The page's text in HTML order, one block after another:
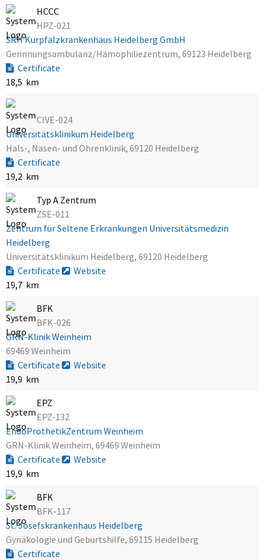
HCCC
HPZ-021
SRH Kurpfalzkrankenhaus Heidelberg GmbH
Gerinnungsambulanz/Hämophiliezentrum, 69123 Heidelberg
Certificate
18,5 km
CIVE-024
Universitätsklinikum Heidelberg
Hals-, Nasen- und Ohrenklinik, 69120 Heidelberg
Certificate
19,2 km
Typ A Zentrum
ZSE-011
Zentrum für Seltene Erkrankungen Universitätsmedizin
Heidelberg
Universitätsklinikum Heidelberg, 69120 Heidelberg
Certificate
Website
19,7 km
BFK
BFK-026
GRN-Klinik Weinheim
69469 Weinheim
Certificate
Website
19,9 km
EPZ
EPZ-132
EndoProthetikZentrum Weinheim
GRN-Klinik Weinheim, 69469 Weinheim
Certificate
Website
19,9 km
BFK
BFK-117
St. Josefskrankenhaus Heidelberg
Gynäkologie und Geburtshilfe, 69115 Heidelberg
Certificate